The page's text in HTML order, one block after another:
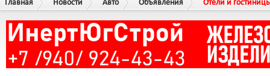
Главная
Новости Авто Объявления Отели и